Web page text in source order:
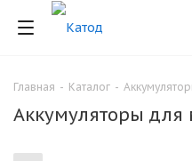
Главная - Каталог -
Аккумуляторы для